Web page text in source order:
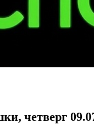
четверг